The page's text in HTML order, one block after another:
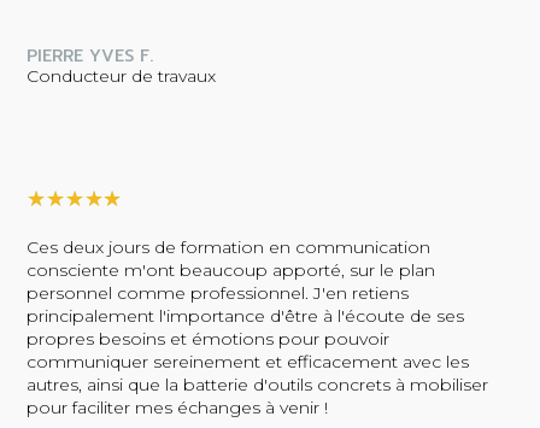
PIERRE YVES F.
Conducteur de travaux
★★★★★
Ces deux jours de formation en communication
consciente m'ont beaucoup apporté, sur le plan
personnel comme professionnel. J'en retiens
principalement l'importance d'être à l'écoute de ses
propres besoins et émotions pour pouvoir
communiquer sereinement et efficacement avec les
autres, ainsi que la batterie d'outils concrets à mobiliser
pour faciliter mes échanges à venir !